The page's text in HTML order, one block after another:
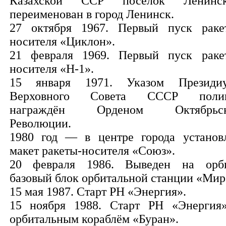
переименован в город Ленинск.
27 октября 1967. Первый пуск
носителя «Циклон».
21 февраля 1969. Первый пуск
носителя «Н-1».
15 января 1971. Указом
Верховного Совета СССР
награждён Орденом
Революции.
1980 год — в центре города
макет ракеты-носителя «Союз».
20 февраля 1986. Выведен на
базовый блок орбитальной станции
15 мая 1987. Старт РН «Энергия».
15 ноября 1988. Старт РН
орбитальным кораблём «Буран».